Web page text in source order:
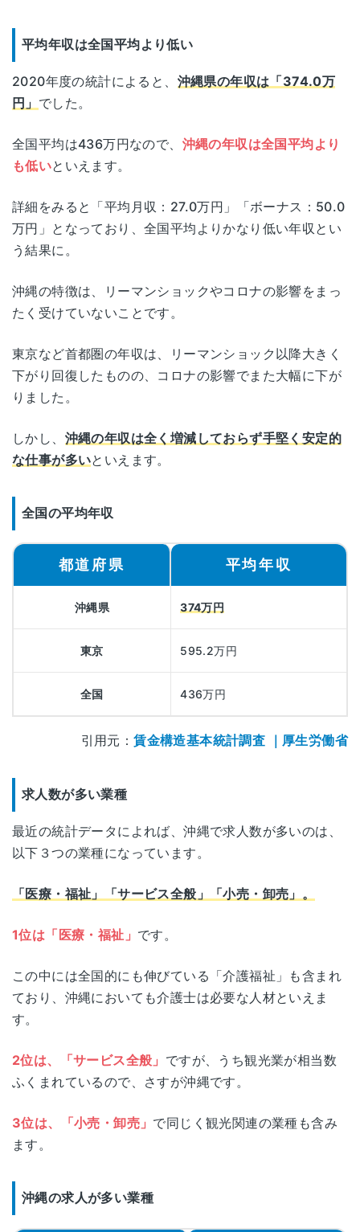
平均年収は全国平均より低い
2020年度の統計によると、 沖縄県の年収は「374.0万
円」 でした。
全国平均は436万円なので、 沖縄の年収は全国平均より
も低いといえます。
詳細をみると「平均月収：27.0万円」「ボーナス：50.0
万円」となっており、全国平均よりかなり低い年収とい
う結果に。
沖縄の特徴は、リーマンショックやコロナの影響をまっ
たく受けていないことです。
東京など首都圏の年収は、リーマンショック以降大きく
下がり回復したものの、コロナの影響でまた大幅に下が
りました。
しかし、 沖縄の年収は全く増減しておらず手堅く安定的
な仕事が多いといえます。
全国の平均年収
都道府県 平均年収
沖縄県 374万円
東京 595.2万円
全国 436万円
引用元：賃金構造基本統計調査 ｜厚生労働省
求人数が多い業種
最近の統計データによれば、沖縄で求人数が多いのは、
以下３つの業種になっています。
「医療・福祉」「サービス全般」「小売・卸売」。
1位は「医療・福祉」 です。
この中には全国的にも伸びている「介護福祉」も含まれ
ており、沖縄においても介護士は必要な人材といえま
す。
2位は、「サービス全般」 ですが、うち観光業が相当数
ふくまれているので、さすが沖縄です。
3位は、「小売・卸売」 で同じく観光関連の業種も含み
ます。
沖縄の求人が多い業種